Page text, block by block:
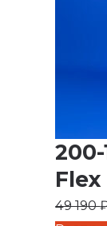
Flex
49 190